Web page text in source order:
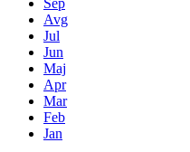
Avg
Jul
Jun
Maj
Apr
Mar
Feb
Jan